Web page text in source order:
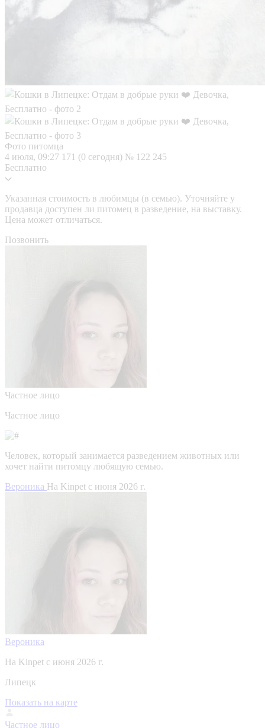
Фото питомца
4 июля, 09:27 171 (0 сегодня) № 122 245
Бесплатно
Указанная стоимость в любимцы (в семью). Уточняйте у
продавца доступен ли питомец в разведение, на выставку.
Цена может отличаться.
Позвонить
Частное лицо
Частное лицо
Человек, который занимается разведением животных или
хочет найти питомцу любящую семью.
Вероника На Kinpet c июня 2026 г.
Вероника
На Kinpet c июня 2026 г.
Липецк
Показать на карте
Частное лицо